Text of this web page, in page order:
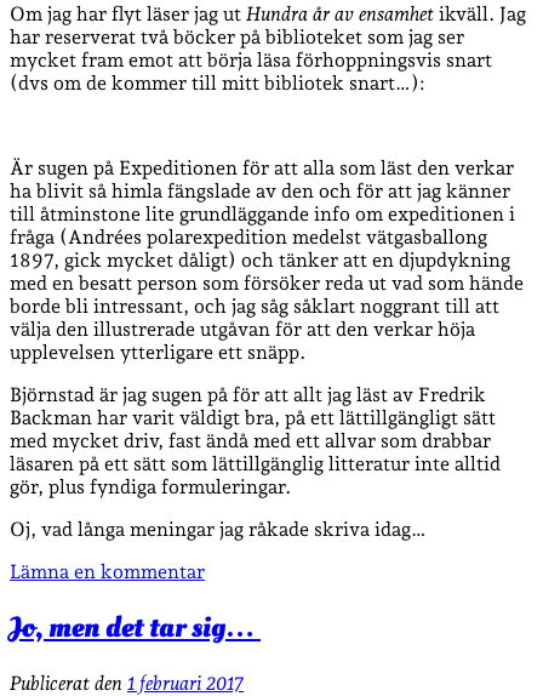
Om jag har flyt läser jag ut Hundra år av ensamhet ikväll. Jag
har reserverat två böcker på biblioteket som jag ser
mycket fram emot att börja läsa förhoppningsvis snart
(dvs om de kommer till mitt bibliotek snart…):
Är sugen på Expeditionen för att alla som läst den verkar
ha blivit så himla fängslade av den och för att jag känner
till åtminstone lite grundläggande info om expeditionen i
fråga (Andrées polarexpedition medelst vätgasballong
1897, gick mycket dåligt) och tänker att en djupdykning
med en besatt person som försöker reda ut vad som hände
borde bli intressant, och jag såg såklart noggrant till att
välja den illustrerade utgåvan för att den verkar höja
upplevelsen ytterligare ett snäpp.
Björnstad är jag sugen på för att allt jag läst av Fredrik
Backman har varit väldigt bra, på ett lättillgängligt sätt
med mycket driv, fast ändå med ett allvar som drabbar
läsaren på ett sätt som lättillgänglig litteratur inte alltid
gör, plus fyndiga formuleringar.
Oj, vad långa meningar jag råkade skriva idag…
Lämna en kommentar
Jo, men det tar sig…
Publicerat den 1 februari 2017